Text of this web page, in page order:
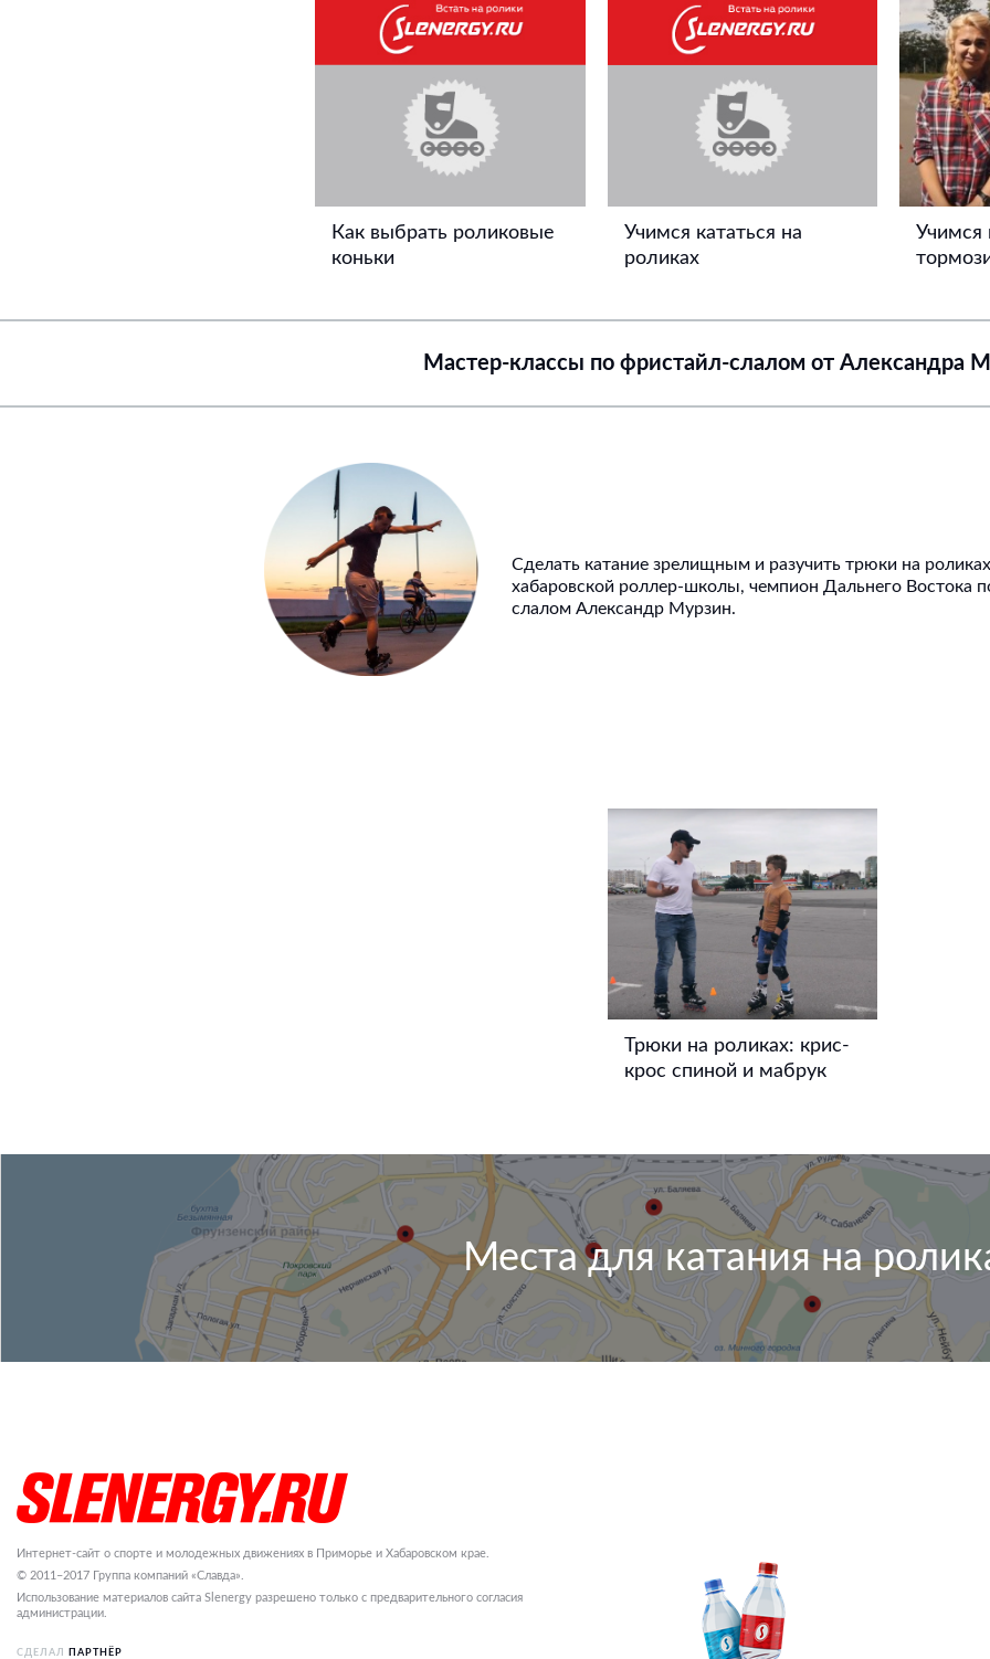
Как выбрать роликовые
коньки
Учимся кататься на
роликах
Учимся
Мастер-классы по фристайл-слалом от Александра
Сделать катание зрелищным и разучить трюки на
хабаровской роллер-школы, чемпион Дальнего Востока
слалом Александр Мурзин.
Трюки на роликах: крис-
крос спиной и мабрук
Места для катания на
Интернет-сайт о спорте и молодежных движениях в Приморье и Хабаровском крае.
© 2011–2017 Группа компаний «Славда».
Использование материалов сайта Slenergy разрешено только с предварительного согласия
администрации.
СДЕЛАЛ ПАРТНЁР